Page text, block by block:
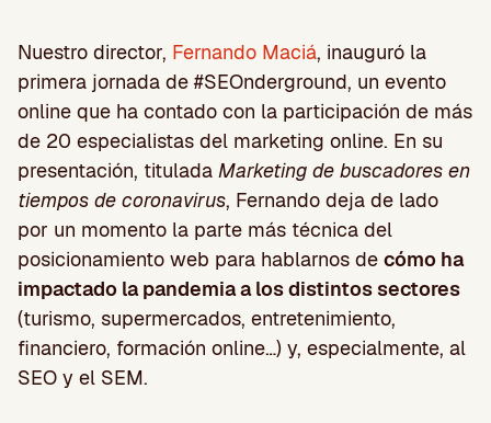
Nuestro director, Fernando Maciá, inauguró la
primera jornada de #SEOnderground, un evento
online que ha contado con la participación de más
de 20 especialistas del marketing online. En su
presentación, titulada Marketing de buscadores en
tiempos de coronavirus, Fernando deja de lado
por un momento la parte más técnica del
posicionamiento web para hablarnos de cómo ha
impactado la pandemia a los distintos sectores
(turismo, supermercados, entretenimiento,
financiero, formación online…) y, especialmente, al
SEO y el SEM.